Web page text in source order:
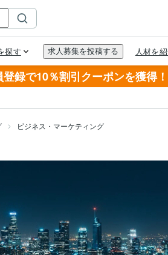
登録で10％割引クーポンを獲得！
ビジネス・マーケティング